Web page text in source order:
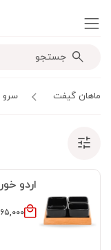
ماهان گیفت سرو
اردو